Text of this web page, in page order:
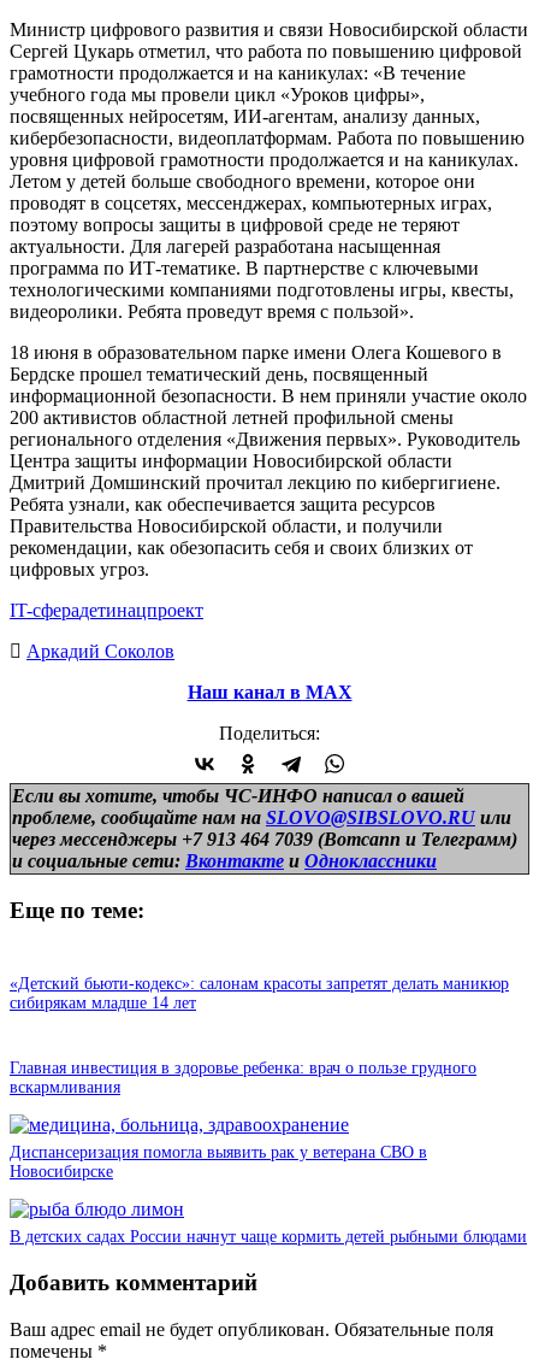
Министр цифрового развития и связи Новосибирской области
Сергей Цукарь отметил, что работа по повышению цифровой
грамотности продолжается и на каникулах: «В течение
учебного года мы провели цикл «Уроков цифры»,
посвященных нейросетям, ИИ-агентам, анализу данных,
кибербезопасности, видеоплатформам. Работа по повышению
уровня цифровой грамотности продолжается и на каникулах.
Летом у детей больше свободного времени, которое они
проводят в соцсетях, мессенджерах, компьютерных играх,
поэтому вопросы защиты в цифровой среде не теряют
актуальности. Для лагерей разработана насыщенная
программа по ИТ-тематике. В партнерстве с ключевыми
технологическими компаниями подготовлены игры, квесты,
видеоролики. Ребята проведут время с пользой».
18 июня в образовательном парке имени Олега Кошевого в
Бердске прошел тематический день, посвященный
информационной безопасности. В нем приняли участие около
200 активистов областной летней профильной смены
регионального отделения «Движения первых». Руководитель
Центра защиты информации Новосибирской области
Дмитрий Домшинский прочитал лекцию по кибергигиене.
Ребята узнали, как обеспечивается защита ресурсов
Правительства Новосибирской области, и получили
рекомендации, как обезопасить себя и своих близких от
цифровых угроз.
IT-сферадетинацпроект
Аркадий Соколов
Наш канал в МАХ
Поделиться:
Если вы хотите, чтобы ЧС-ИНФО написал о вашей
проблеме, сообщайте нам на SLOVO@SIBSLOVO.RU или
через мессенджеры +7 913 464 7039 (Вотсапп и Телеграмм)
и социальные сети: Вконтакте и Одноклассники
Еще по теме:
«Детский бьюти-кодекс»: салонам красоты запретят делать маникюр
сибирякам младше 14 лет
Главная инвестиция в здоровье ребенка: врач о пользе грудного
вскармливания
Диспансеризация помогла выявить рак у ветерана СВО в
Новосибирске
В детских садах России начнут чаще кормить детей рыбными блюдами
Добавить комментарий
Ваш адрес email не будет опубликован. Обязательные поля
помечены *